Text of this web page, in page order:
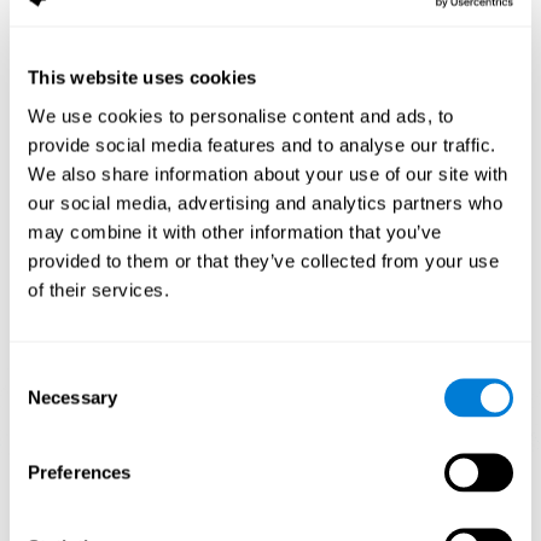
This website uses cookies
We use cookies to personalise content and ads, to
provide social media features and to analyse our traffic.
We also share information about your use of our site with
our social media, advertising and analytics partners who
may combine it with other information that you’ve
provided to them or that they’ve collected from your use
of their services.
Selection
Necessary
Preferences
التنظيم واستعادة الوظائف المعرفية الضعيفة.
قد يساعد التنبيه المستمرّ للمهارات في إنشاء نقط الاشتيباك جديدة وفي
إعادة التنظيم للدوائر العصبية وتحسّن الوظائف المعرفية. تنشّط اللعبة
العقلية ألغاز في تنبيه المهارات المتعلّقة بالفحص البصري والإدراك
المكاني.
الأسبوع الثاني
إسقاط رسومي توجيهي للشبكات العصبية بعد 3 أسابيع.
ما يحدث إن لم أدرّب مهاراتي المعرفية؟